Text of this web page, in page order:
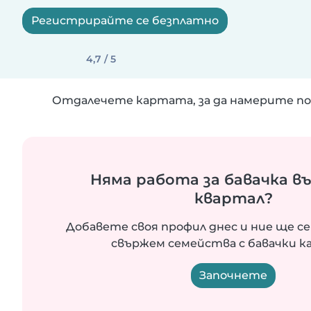
Регистрирайте се безплатно
4,7 / 5
Отдалечете картата, за да намерите
Няма работа за бавачка
квартал?
Добавете своя профил днес и ние ще
свържем семейства с бавачки
Започнете